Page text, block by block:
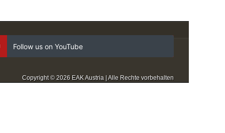
Follow us on YouTube
Copyright © 2026 EAK Austria | Alle Rechte vorbehalten